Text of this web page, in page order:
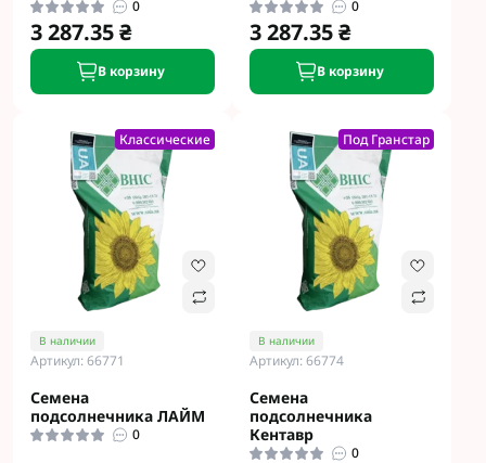
0
3 287.35 ₴
В корзину
0
3 287.35 ₴
В корзину
Классические
В наличии
Артикул: 66771
Семена
подсолнечника ЛАЙМ
0
Под Гранстар
В наличии
Артикул: 66774
Семена
подсолнечника
Кентавр
0